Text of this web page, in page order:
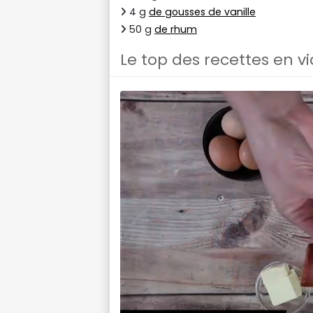
4 g de gousses de vanille
50 g de rhum
Le top des recettes en